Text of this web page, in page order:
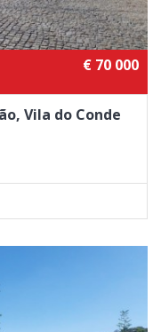
€ 70 000
Vila do Conde